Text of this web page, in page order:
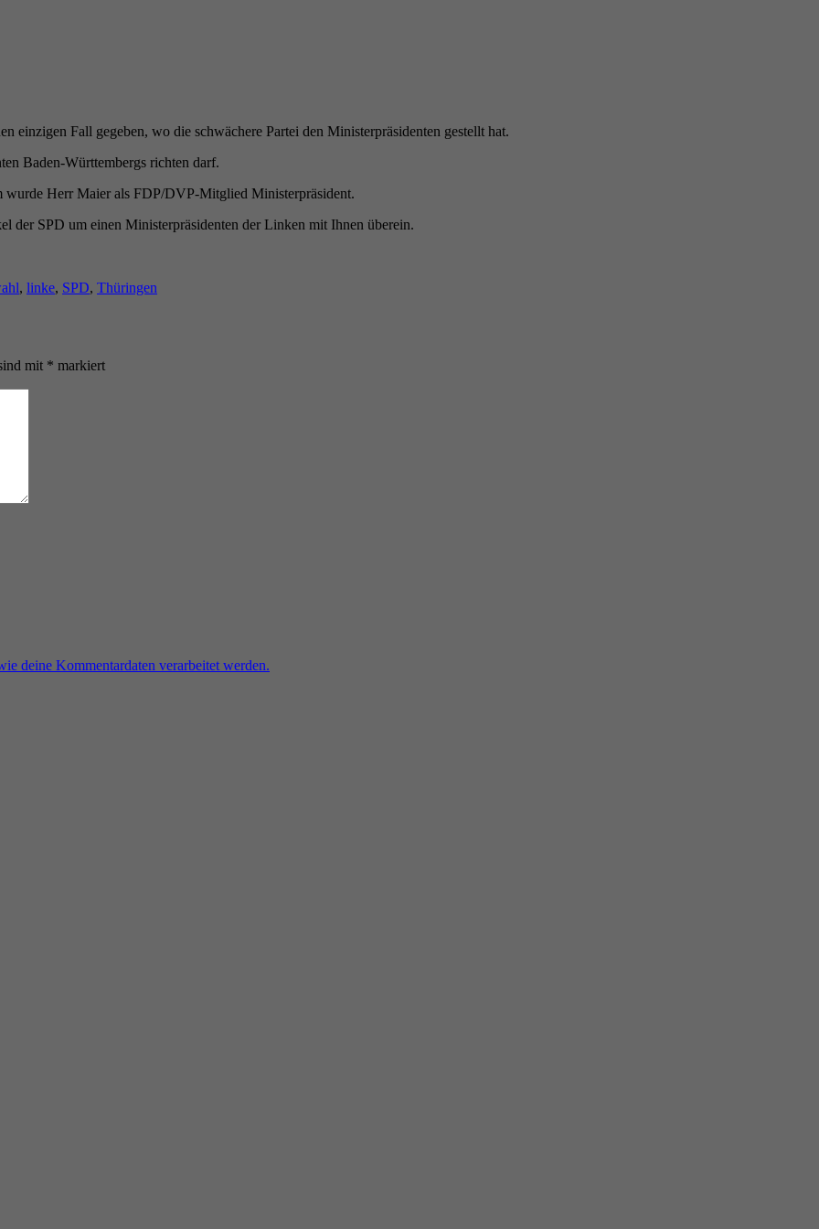
einzigen Fall gegeben, wo die schwächere Partei den Ministerpräsidenten gestellt hat.
Baden-Württembergs richten darf.
wurde Herr Maier als FDP/DVP-Mitglied Ministerpräsident.
der SPD um einen Ministerpräsidenten der Linken mit Ihnen überein.
, linke, SPD, Thüringen
mit * markiert
deine Kommentardaten verarbeitet werden.